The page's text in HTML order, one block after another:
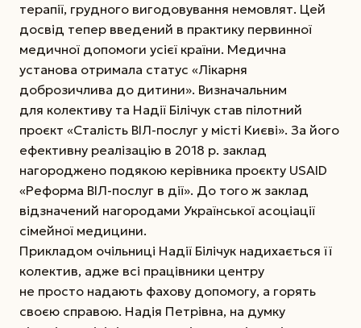
терапії, грудного вигодовування немовлят. Цей
досвід тепер введений в практику первинної
медичної допомоги усієї країни. Медична
установа отримала статус «Лікарня
доброзичлива до дитини». Визначальним
для колективу та Надії Білічук став пілотний
проєкт «Сталість ВІЛ-послуг у місті Києві». За його
ефективну реалізацію в 2018 р. заклад
нагороджено подякою керівника проєкту USAID
«Реформа ВІЛ-послуг в дії». До того ж заклад
відзначений нагородами Української асоціації
сімейної медицини.
Прикладом очільниці Надії Білічук надихається її
колектив, адже всі працівники центру
не просто надають фахову допомогу, а горять
своєю справою. Надія Петрівна, на думку